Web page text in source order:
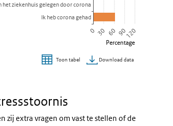
Percentage
0 30 60 90120
het ziekenhuis gelegen door corona
Ik heb corona gehad
Toon tabel Download data
zij extra vragen om vast te stellen of de